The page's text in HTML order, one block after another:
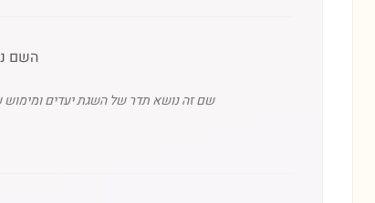
השם
שם זה נושא תדר של השגת יעדים